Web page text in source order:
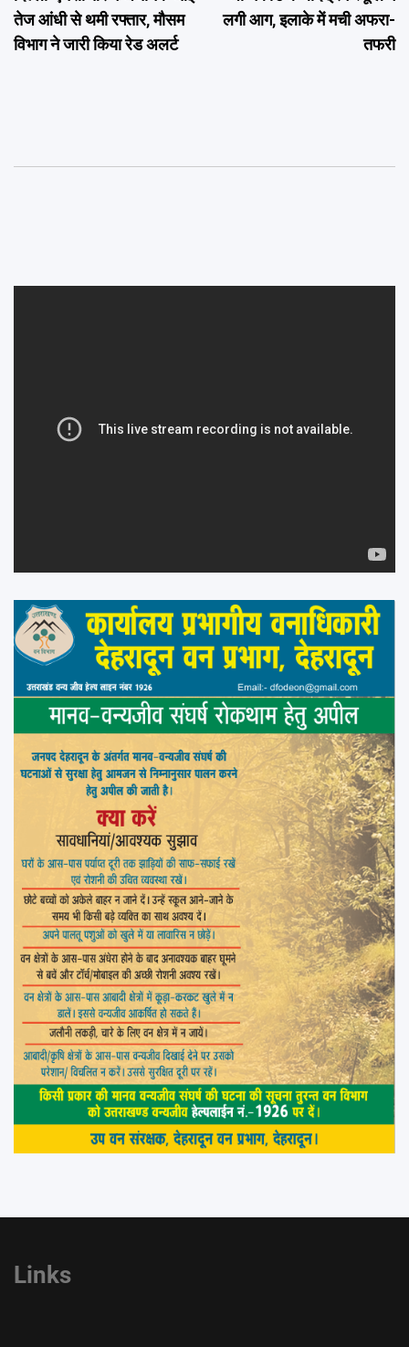
तेज आंधी से थमी रफ्तार, मौसम
विभाग ने जारी किया रेड अलर्ट
लगी आग, इलाके में मची अफरा-
तफरी
Links